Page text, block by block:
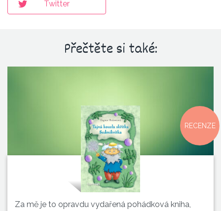
Twitter
Přečtěte si také:
Za mě je to opravdu vydařená pohádková kniha,
RECENZE